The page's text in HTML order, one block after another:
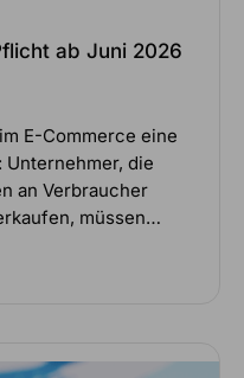
ab Juni 2026
E-Commerce eine
die
an Verbraucher
müssen…